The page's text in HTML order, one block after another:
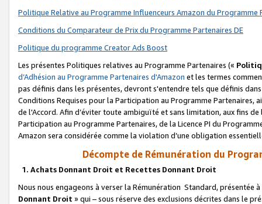
Politique Relative au Programme Influenceurs Amazon du Programme
Conditions du Comparateur de Prix du Programme Partenaires DE
Politique du programme Creator Ads Boost
Les présentes Politiques relatives au Programme Partenaires («
d’Adhésion au Programme Partenaires d'Amazon et les termes
pas définis dans les présentes, devront s'entendre tels que définis
Conditions Requises pour la Participation au Programme Partenaires,
de l'Accord. Afin d’éviter toute ambiguïté et sans limitation, aux fins
Participation au Programme Partenaires, de la Licence PI du
Amazon sera considérée comme la violation d’une obligation
Décompte de Rémunération du
1. Achats Donnant Droit et Recettes Donnant Droit
Nous nous engageons à verser la Rémunération Standard, présentée
Donnant Droit » qui – sous réserve des exclusions décrites dans le